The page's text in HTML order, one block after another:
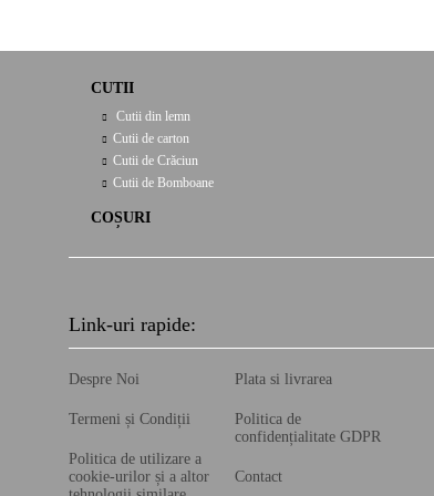
CUTII
Cutii din lemn
Cutii de carton
Cutii de Crăciun
Cutii de Bomboane
COȘURI
Link-uri rapide:
Despre Noi
Termeni și Condiții
Politica de utilizare a
cookie-urilor și a altor
Plata si livrarea
Politica de
confidențialitate GDPR
Contact